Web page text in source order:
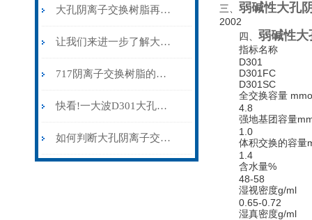
大孔阴离子交换树脂再生效率与降解风险的权衡
让我们来进一步了解大孔阴离子交换树脂
717阴离子交换树脂的作用及使用方法
快看!一大波D301大孔阴离子交换树脂的知识点来袭
如何判断大孔阴离子交换树脂的质量？
三、 弱碱性大孔
2002
四、 弱碱性大
指标名称
D301
D301FC
D301SC
全交换容量
4.8
强地基团容量
1.0
体积交换的容量
1.4
含水量%
48-58
湿视密度g/ml
0.65-0.72
湿真密度g/ml